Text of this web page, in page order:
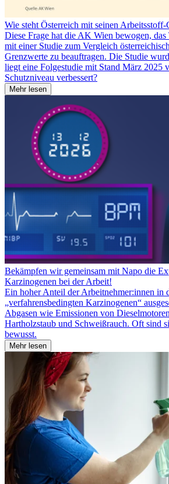
Wie steht Österreich mit seinen Arbeitsstoff-
Diese Frage hat die AK Wien bewogen,
mit einer Studie zum Vergleich
Grenzwerte zu beauftragen. Die Studie
liegt eine Folgestudie mit Stand März 2025
Schutzniveau verbessert?
Mehr lesen
Bekämpfen wir gemeinsam mit Napo die
Karzinogenen bei der Arbeit!
Ein hoher Anteil der Arbeitnehmer:innen in
„verfahrensbedingten Karzinogenen“
Abgasen wie Emissionen von
Hartholzstaub und Schweißrauch. Oft sind
bewusst.
Mehr lesen